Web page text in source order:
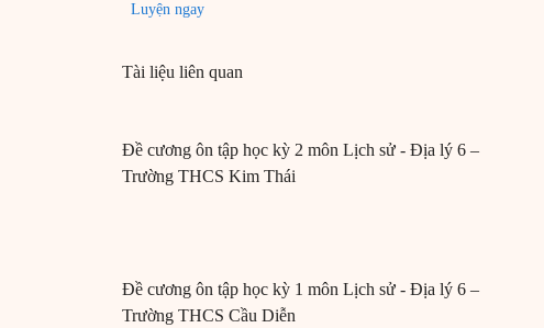
Luyện ngay
Tài liệu liên quan
Đề cương ôn tập học kỳ 2 môn Lịch sử - Địa lý 6 –
Trường THCS Kim Thái
Đề cương ôn tập học kỳ 1 môn Lịch sử - Địa lý 6 –
Trường THCS Cầu Diễn